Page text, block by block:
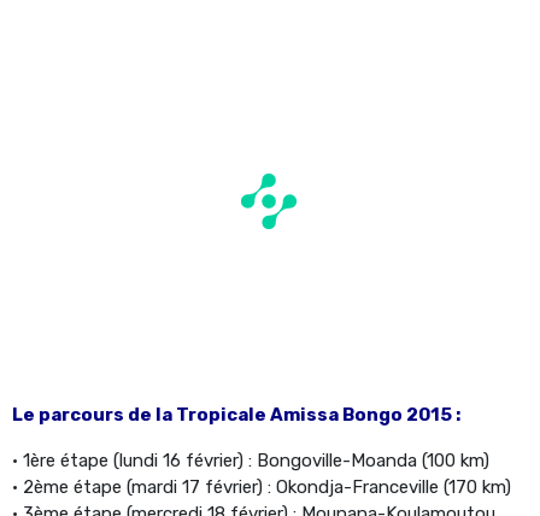
Le parcours de la Tropicale Amissa Bongo 2015 :
• 1ère étape (lundi 16 février) : Bongoville-Moanda (100 km)
• 2ème étape (mardi 17 février) : Okondja-Franceville (170 km)